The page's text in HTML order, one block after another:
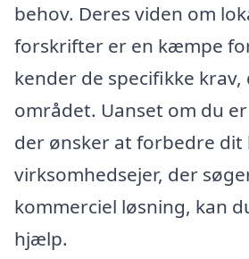
behov. Deres viden om
forskrifter er en kæmpe
kender de specifikke
området. Uanset om du
der ønsker at forbedre dit
virksomhedsejer, der
kommerciel løsning, kan
hjælp.